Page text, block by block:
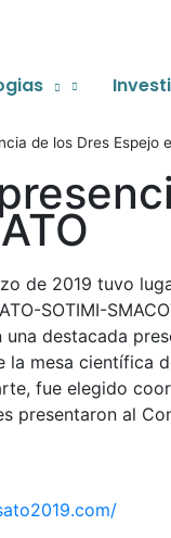
de los Dres Espejo
de 2019 tuvo
SOTIMI-
destacada
mesa científica
fue elegido
presentaron al